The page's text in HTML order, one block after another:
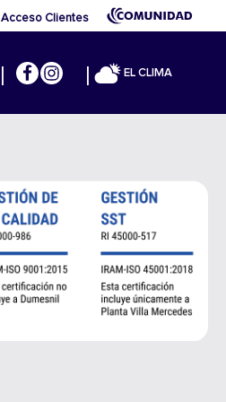
Acceso Clientes
EL CLIMA